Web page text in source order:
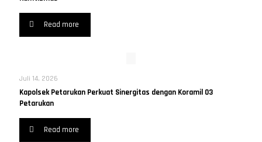
Read more
Juli 14, 2026
Kapolsek Petarukan Perkuat Sinergitas dengan Koramil 03
Petarukan
Read more